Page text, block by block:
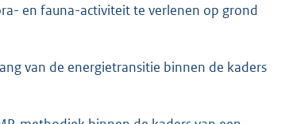
en fauna-activiteit te verlenen op grond
van de energietransitie binnen de kaders